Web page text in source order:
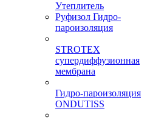
Утеплитель
Руфизол Гидро-
пароизоляция
STROTEX
супердиффузионная
мембрана
Гидро-пароизоляция
ONDUTISS